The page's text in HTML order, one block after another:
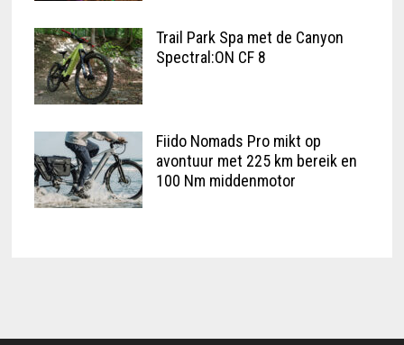
Trail Park Spa met de Canyon
Spectral:ON CF 8
Fiido Nomads Pro mikt op
avontuur met 225 km bereik en
100 Nm middenmotor